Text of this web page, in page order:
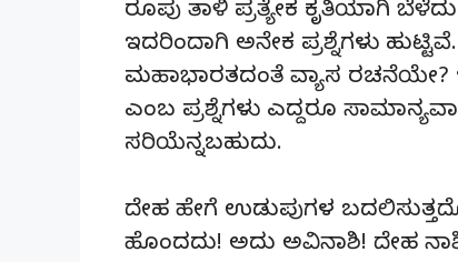
ರೂಪು ತಾಳಿ ಪ್ರತ್ಯೇಕ ಕೃತಿಯಾಗಿ
ಇದರಿಂದಾಗಿ ಅನೇಕ ಪ್ರಶ್ನೆಗಳು
ಮಹಾಭಾರತದಂತೆ ವ್ಯಾಸ ರಚನೆಯೇ?
ಎಂಬ ಪ್ರಶ್ನೆಗಳು ಎದ್ದರೂ
ಸರಿಯೆನ್ನಬಹುದು.
ದೇಹ ಹೇಗೆ ಉಡುಪುಗಳ
ಹೊಂದದು! ಅದು ಅವಿನಾಶಿ! ದೇಹ ನಾಶಿ!